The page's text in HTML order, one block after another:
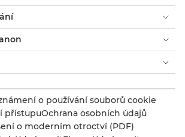
o používání souborů cookie
přístupuOchrana osobních údajů
o moderním otroctví (PDF)